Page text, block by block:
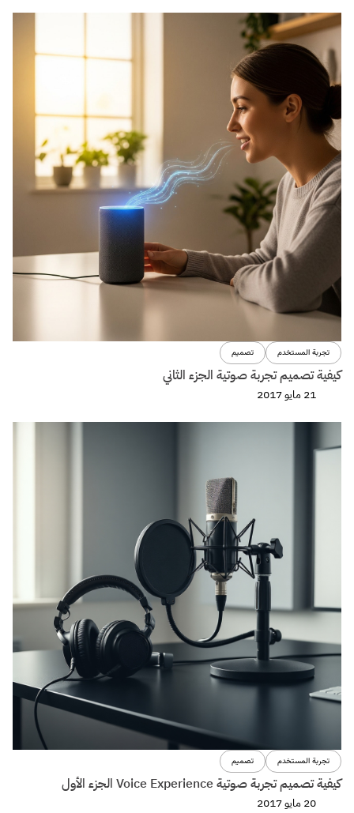
تجربة المستخدم تصميم
كيفية تصميم تجربة صوتية الجزء الثاني
21 مايو 2017
تجربة المستخدم تصميم
كيفية تصميم تجربة صوتية Voice Experience الجزء الأول
20 مايو 2017